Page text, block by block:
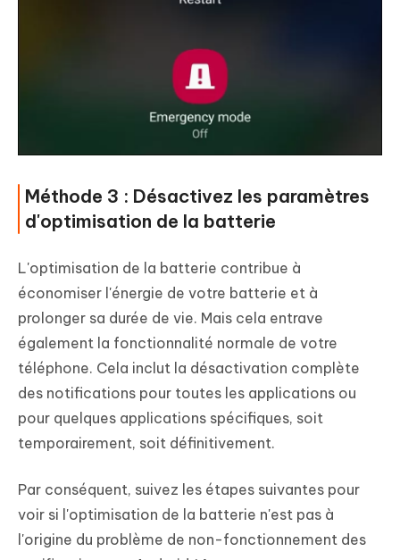
Méthode 3 : Désactivez les paramètres
d'optimisation de la batterie
L'optimisation de la batterie contribue à
économiser l'énergie de votre batterie et à
prolonger sa durée de vie. Mais cela entrave
également la fonctionnalité normale de votre
téléphone. Cela inclut la désactivation complète
des notifications pour toutes les applications ou
pour quelques applications spécifiques, soit
temporairement, soit définitivement.
Par conséquent, suivez les étapes suivantes pour
voir si l'optimisation de la batterie n'est pas à
l'origine du problème de non-fonctionnement des